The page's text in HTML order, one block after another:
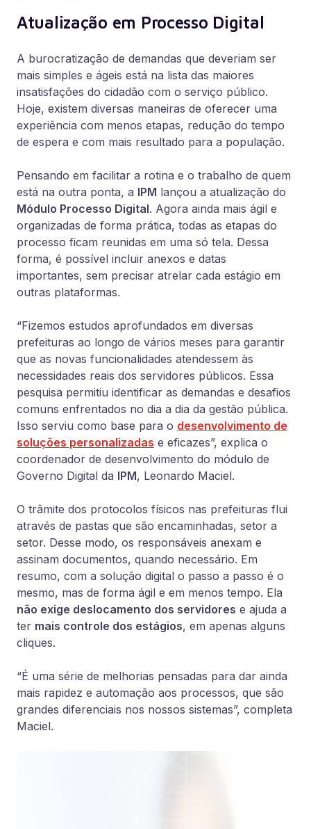
Atualização em Processo Digital
A burocratização de demandas que deveriam ser
mais simples e ágeis está na lista das maiores
insatisfações do cidadão com o serviço público.
Hoje, existem diversas maneiras de oferecer uma
experiência com menos etapas, redução do tempo
de espera e com mais resultado para a população.
Pensando em facilitar a rotina e o trabalho de quem
está na outra ponta, a IPM lançou a atualização do
Módulo Processo Digital. Agora ainda mais ágil e
organizadas de forma prática, todas as etapas do
processo ficam reunidas em uma só tela. Dessa
forma, é possível incluir anexos e datas
importantes, sem precisar atrelar cada estágio em
outras plataformas.
“Fizemos estudos aprofundados em diversas
prefeituras ao longo de vários meses para garantir
que as novas funcionalidades atendessem às
necessidades reais dos servidores públicos. Essa
pesquisa permitiu identificar as demandas e desafios
comuns enfrentados no dia a dia da gestão pública.
Isso serviu como base para o desenvolvimento de
soluções personalizadas e eficazes”, explica o
coordenador de desenvolvimento do módulo de
Governo Digital da IPM, Leonardo Maciel.
O trâmite dos protocolos físicos nas prefeituras flui
através de pastas que são encaminhadas, setor a
setor. Desse modo, os responsáveis anexam e
assinam documentos, quando necessário. Em
resumo, com a solução digital o passo a passo é o
mesmo, mas de forma ágil e em menos tempo. Ela
não exige deslocamento dos servidores e ajuda a
ter mais controle dos estágios, em apenas alguns
cliques.
“É uma série de melhorias pensadas para dar ainda
mais rapidez e automação aos processos, que são
grandes diferenciais nos nossos sistemas”, completa
Maciel.